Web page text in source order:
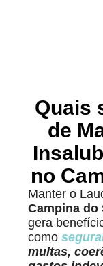
Quais
de
no
Manter o
Campina do
gera
como
multas,